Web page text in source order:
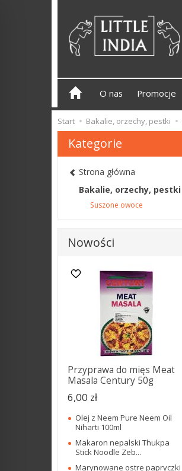
O nas Promocje
Start Bakalie, orzechy, pestki
Kategorie
Strona główna
Bakalie, orzechy, pestki
Suszone owoce
Nowości
Przyprawa do mięs Meat
Masala Century 50g
6,00 zł
Olej z Neem Pure Neem Oil
Niharti 100ml
Makaron nepalski Thukpa
Stick Noodle Zeb...
Marynowane ostre papryczki